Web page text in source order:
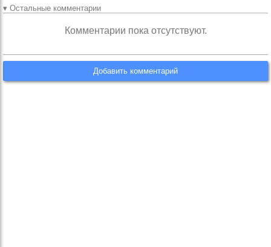
▾ Остальные комментарии
Комментарии пока отсутствуют.
Добавить комментарий